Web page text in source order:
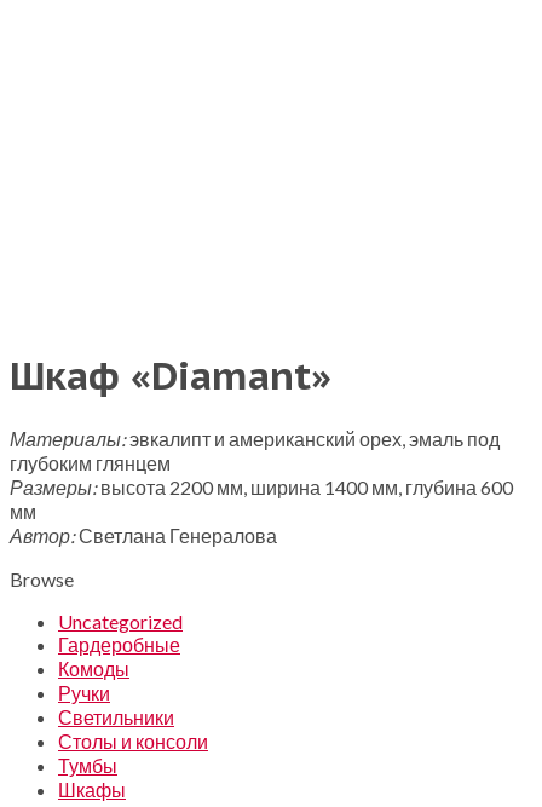
Шкаф «Diamant»
Материалы:эвкалипт и американский орех, эмаль под
глубоким глянцем
Размеры:высота 2200 мм, ширина 1400 мм, глубина 600
мм
Автор:Светлана Генералова
Browse
Uncategorized
Гардеробные
Комоды
Ручки
Светильники
Столы и консоли
Тумбы
Шкафы